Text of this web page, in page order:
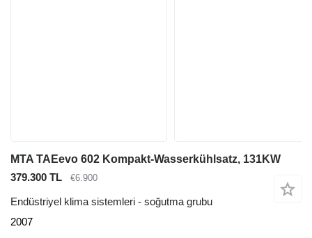
MTA TAEevo 602 Kompakt-Wasserkühlsatz, 131KW
379.300 TL
€6.900
Endüstriyel klima sistemleri - soğutma grubu
2007